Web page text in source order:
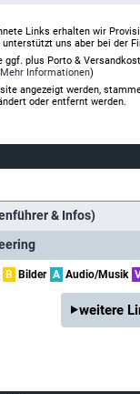
Links erhalten wir
uns aber bei der
ggf. plus Porto &
Mehr Informationen)
angezeigt werden,
oder entfernt werden.
& Infos)
B Bilder A Audio/Musik
weitere